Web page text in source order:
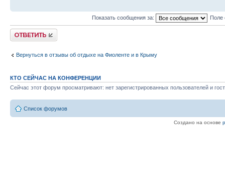
Показать сообщения за: Поле
Ответить
Вернуться в отзывы об отдыхе на Фиоленте и в Крыму
КТО СЕЙЧАС НА КОНФЕРЕНЦИИ
Сейчас этот форум просматривают: нет зарегистрированных пользователей и
Список форумов
Создано на основе